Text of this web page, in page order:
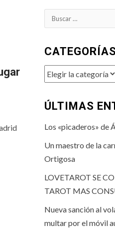
Buscar:
CATEGORÍAS
Categorías
ÚLTIMAS
Los «picaderos» de
Un maestro de la
Ortigosa
LOVETAROT SE
TAROT MAS
Nueva sanción al
multar por el móvil